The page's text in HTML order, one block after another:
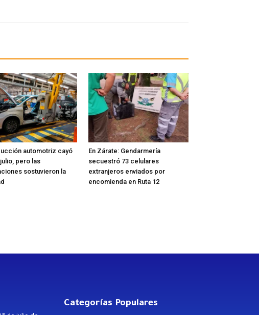
automotriz cayó
julio, pero las
sostuvieron la
En Zárate: Gendarmería
secuestró 73 celulares
extranjeros enviados por
encomienda en Ruta 12
Categorías Populares